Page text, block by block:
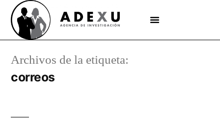
Archivos de la etiqueta:
correos